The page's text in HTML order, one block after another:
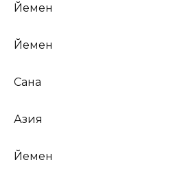
Йемен
Йемен
Сана
Азия
Йемен